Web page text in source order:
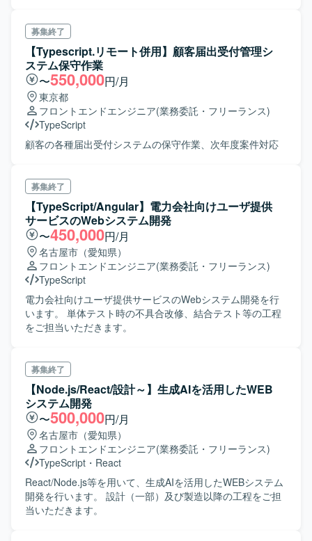
募集終了
【Typescript.リモート併用】顧客届出受付管理シ
ステム保守作業
〜550,000円/月
東京都
フロントエンドエンジニア(業務委託・フリーランス)
TypeScript
顧客の各種届出受付システムの保守作業、次年度案件対応
募集終了
【TypeScript/Angular】電力会社向けユーザ提供
サービスのWebシステム開発
〜450,000円/月
名古屋市（愛知県）
フロントエンドエンジニア(業務委託・フリーランス)
TypeScript
電力会社向けユーザ提供サービスのWebシステム開発を行
います。 単体テスト時の不具合改修、結合テスト等の工程
をご担当いただきます。
募集終了
【Node.js/React/設計～】生成AIを活用したWEB
システム開発
〜500,000円/月
名古屋市（愛知県）
フロントエンドエンジニア(業務委託・フリーランス)
TypeScript ・ React
React/Node.js等を用いて、生成AIを活用したWEBシステム
開発を行います。 設計（一部）及び製造以降の工程をご担
当いただきます。